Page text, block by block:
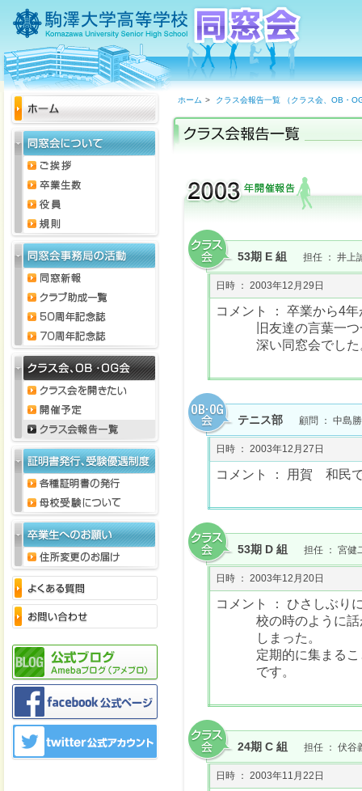
ホーム > クラス会報告一覧 （クラス会、OB・
53期 E 組 担任 ： 井上
日時 ： 2003年12月29日
コメント ： 卒業から4
旧友達の言葉一
深い同窓会でした
テニス部 顧問 ： 中島
日時 ： 2003年12月27日
コメント ： 用賀 和民
53期 D 組 担任 ： 宮健
日時 ： 2003年12月20日
コメント ： ひさしぶり
校の時のように
しまった。
定期的に集まる
です。
24期 C 組 担任 ： 伏谷
日時 ： 2003年11月22日